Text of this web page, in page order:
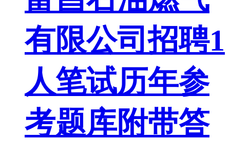
有限公司招聘1
人笔试历年参
考题库附带答